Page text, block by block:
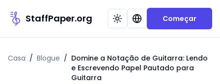
StaffPaper.org Começar
Casa / Blogue / Domine a Notação de Guitarra: Lendo
e Escrevendo Papel Pautado para
Guitarra